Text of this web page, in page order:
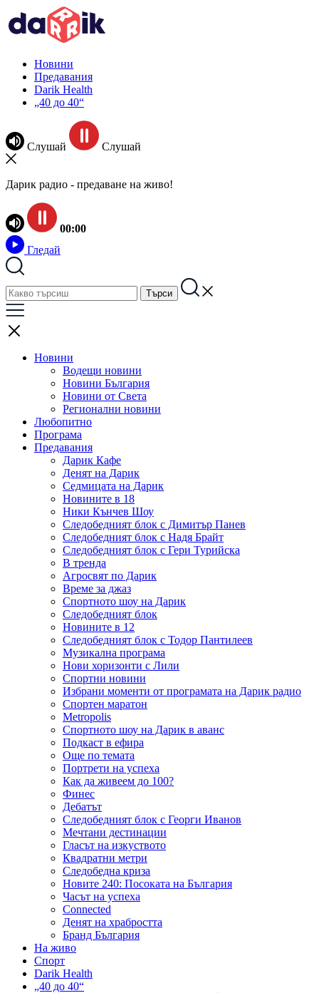
Новини
Предавания
Darik Health
„40 до 40“
Слушай Слушай
Дарик радио - предаване на живо!
00:00
Гледай
Новини
Водещи новини
Новини България
Новини от Света
Регионални новини
Любопитно
Програма
Предавания
Дарик Кафе
Денят на Дарик
Седмицата на Дарик
Новините в 18
Ники Кънчев Шоу
Следобедният блок с Димитър Панев
Следобедният блок с Надя Брайт
Следобедният блок с Гери Турийска
В тренда
Агросвят по Дарик
Време за джаз
Спортното шоу на Дарик
Следобедният блок
Новините в 12
Следобедният блок с Тодор Пантилеев
Музикална програма
Нови хоризонти с Лили
Спортни новини
Избрани моменти от програмата на Дарик радио
Спортен маратон
Metropolis
Спортното шоу на Дарик в аванс
Подкаст в ефира
Още по темата
Портрети на успеха
Как да живеем до 100?
Финес
Дебатът
Следобедният блок с Георги Иванов
Мечтани дестинации
Гласът на изкуството
Квадратни метри
Следобедна криза
Новите 240: Посоката на България
Часът на успеха
Connected
Денят на храбростта
Бранд България
На живо
Спорт
Darik Health
„40 до 40“